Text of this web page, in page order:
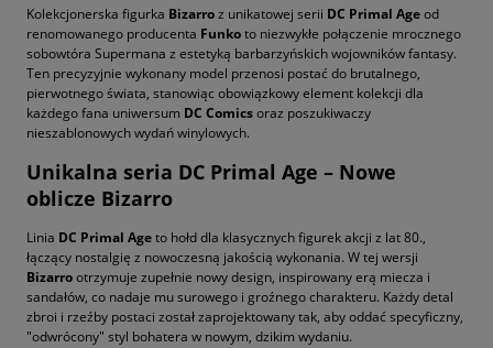
Kolekcjonerska figurka Bizarroz unikatowej serii DC Primal Ageod
renomowanego producenta Funkoto niezwykłe połączenie mrocznego
sobowtóra Supermana z estetyką barbarzyńskich wojowników fantasy.
Ten precyzyjnie wykonany model przenosi postać do brutalnego,
pierwotnego świata, stanowiąc obowiązkowy element kolekcji dla
każdego fana uniwersum DC Comicsoraz poszukiwaczy
nieszablonowych wydań winylowych.
Unikalna seria DC Primal Age – Nowe
oblicze Bizarro
Linia DC Primal Ageto hołd dla klasycznych figurek akcji z lat 80.,
łączący nostalgię z nowoczesną jakością wykonania. W tej wersji
Bizarrootrzymuje zupełnie nowy design, inspirowany erą miecza i
sandałów, co nadaje mu surowego i groźnego charakteru. Każdy detal
zbroi i rzeźby postaci został zaprojektowany tak, aby oddać specyficzny,
"odwrócony" styl bohatera w nowym, dzikim wydaniu.